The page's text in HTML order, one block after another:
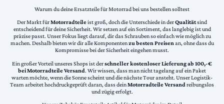
Warum du deine Ersatzteile für Motorrad bei uns bestellen solltest
Der Markt fürMotorradteileist groß, doch die Unterschiede in derQualitätsind
entscheidend für deine Sicherheit. Wir setzen auf ein Sortiment, das langlebig ist und
präzise passt. Unser Fokus liegt darauf, dir das Schrauben so einfach wie möglich zu
machen. Deshalb bieten wir dir alle Komponentenzu besten Preisenan, ohne dass du
Kompromisse bei der Sicherheit eingehen musst.
Ein großer Vorteil unseres Shops ist derschneller kostenloser Lieferung ab 100,-€
bei Motorradteile Versand. Wir wissen, dass man nicht tagelang auf ein Paket
warten möchte, wenn die Sonne scheint und die nächste Tour ansteht. Unser Logistik-
Team arbeitet hochdruckgeprüft daran, dass deinMotorradteile Versand reibungslos
und zügig erfolgt.